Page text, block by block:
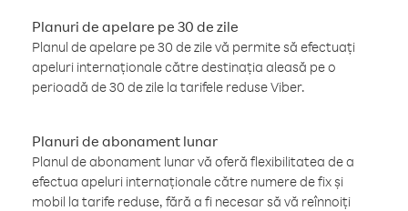
Planuri de apelare pe 30 de zile
Planul de apelare pe 30 de zile vă permite să efectuați
apeluri internaționale către destinația aleasă pe o
perioadă de 30 de zile la tarifele reduse Viber.
Planuri de abonament lunar
Planul de abonament lunar vă oferă flexibilitatea de a
efectua apeluri internaționale către numere de fix și
mobil la tarife reduse, fără a fi necesar să vă reînnoiți